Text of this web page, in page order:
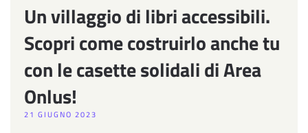
Un villaggio di libri accessibili.
Scopri come costruirlo anche tu
con le casette solidali di Area
Onlus!
21 GIUGNO 2023